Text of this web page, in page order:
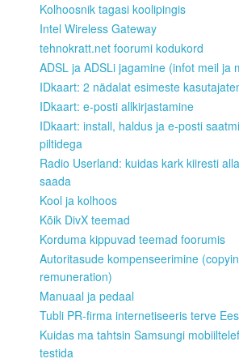
Kolhoosnik tagasi koolipingis
Intel Wireless Gateway
tehnokratt.net foorumi kodukord
ADSL ja ADSLi jagamine (infot meil ja
IDkaart: 2 nädalat esimeste
IDkaart: e-posti allkirjastamine
IDkaart: install, haldus ja e-posti
piltidega
Radio Userland: kuidas kark kiiresti alla
saada
Kool ja kolhoos
Kõik DivX teemad
Korduma kippuvad teemad foorumis
Autoritasude kompenseerimine
remuneration)
Manuaal ja pedaal
Tubli PR-firma internetiseeris terve
Kuidas ma tahtsin Samsungi
testida